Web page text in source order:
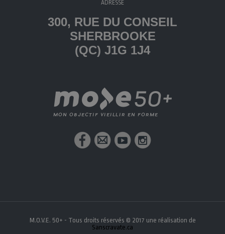
ADRESSE
300, RUE DU CONSEIL
SHERBROOKE
(QC) J1G 1J4
M.O.V.E. 50+ - Tous droits réservés © 2017 une réalisation de
Sanscravate.ca